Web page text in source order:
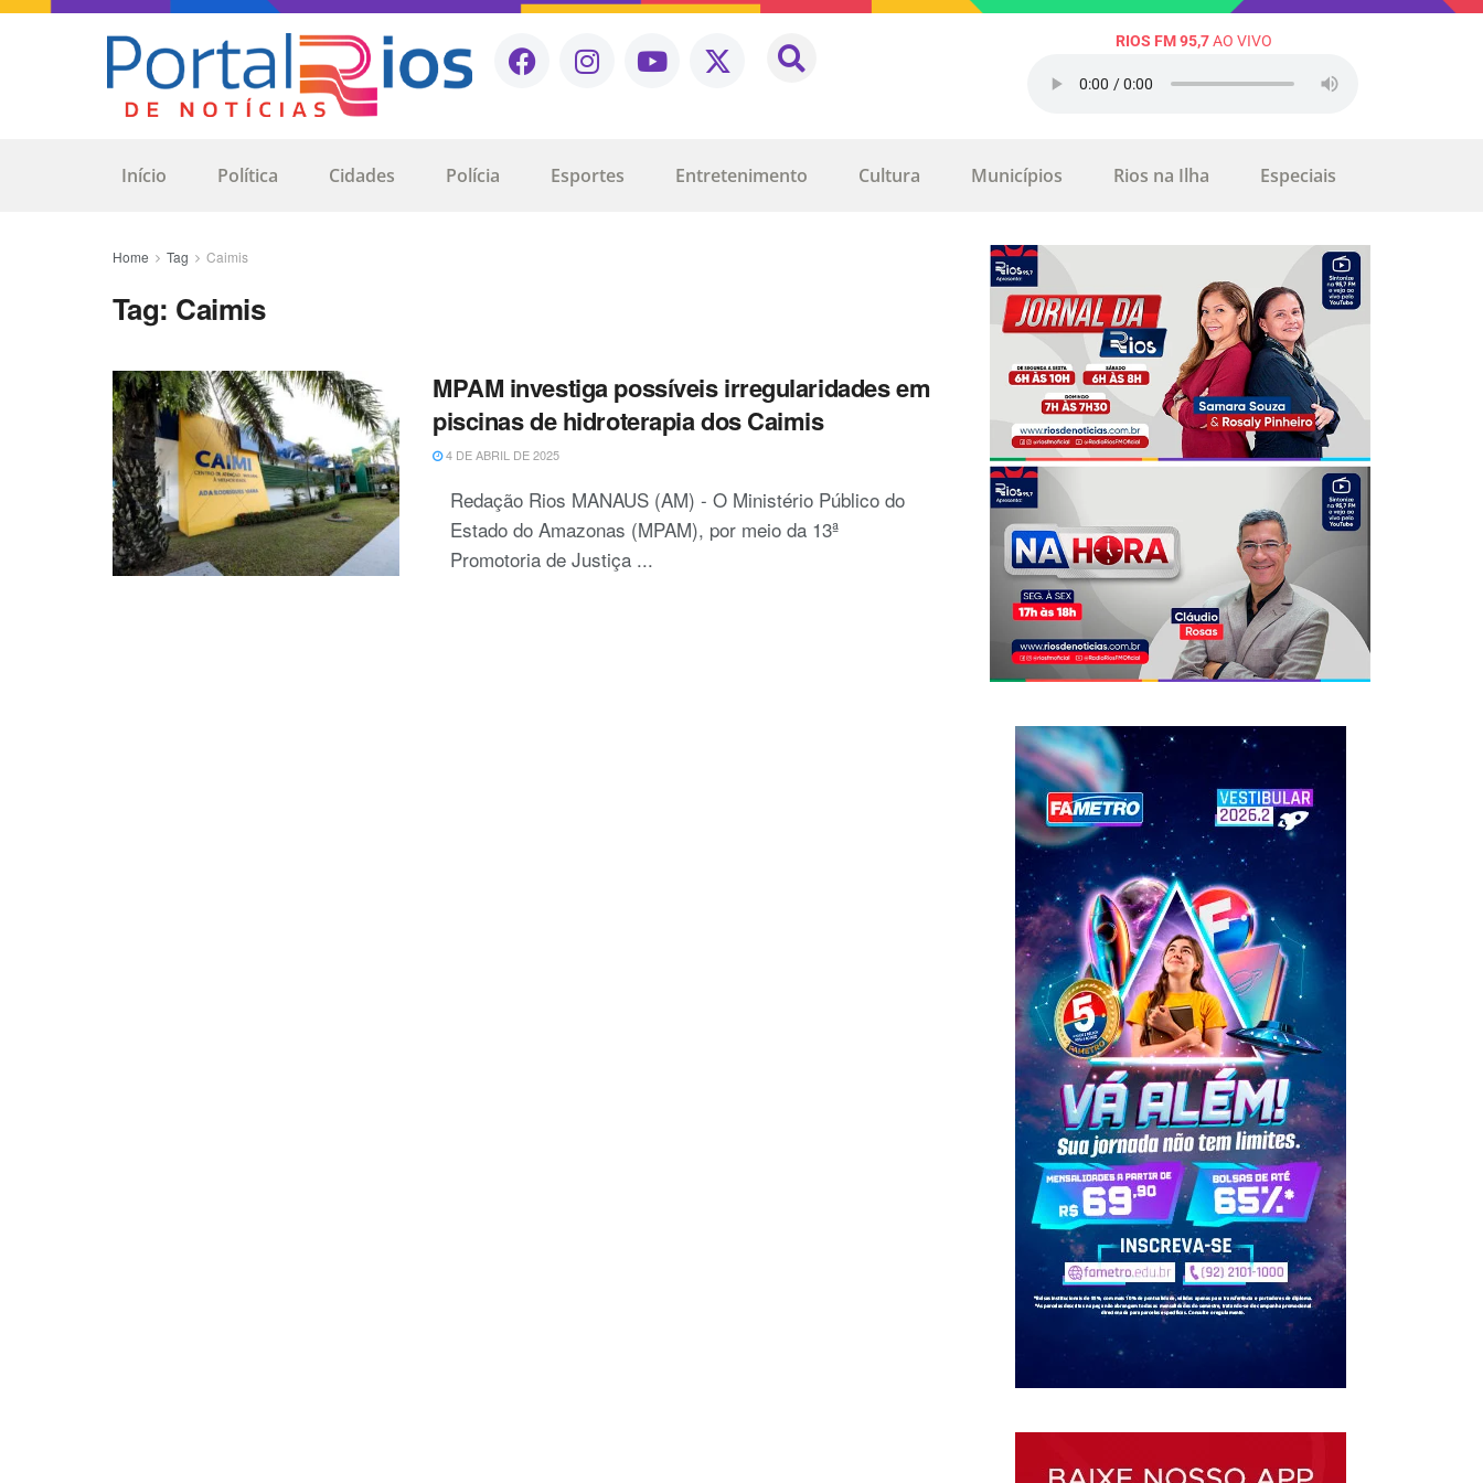
RIOS FM 95,7AO VIVO
Início Política Cidades Polícia Esportes Entretenimento Cultura Municípios Rios na Ilha Especiais
Home Tag Caimis
Tag: Caimis
MPAM investiga possíveis irregularidades em
piscinas de hidroterapia dos Caimis
4 DE ABRIL DE 2025
Redação Rios MANAUS (AM) - O Ministério Público do
Estado do Amazonas (MPAM), por meio da 13ª
Promotoria de Justiça ...